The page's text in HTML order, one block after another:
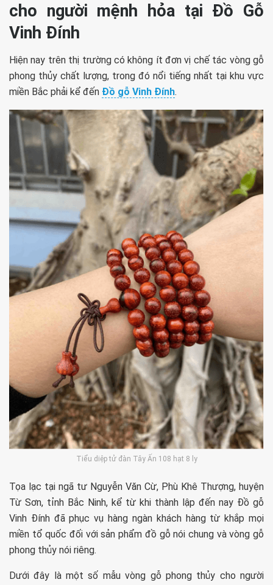
cho người mệnh hỏa tại Đồ Gỗ
Vinh Đính
Hiện nay trên thị trường có không ít đơn vị chế tác vòng gỗ
phong thủy chất lượng, trong đó nổi tiếng nhất tại khu vực
miền Bắc phải kể đến Đồ gỗ Vinh Đính.
Tiểu diệp tử đàn Tây Ấn 108 hạt 8 ly
Tọa lạc tại ngã tư Nguyễn Văn Cừ, Phù Khê Thượng, huyện
Từ Sơn, tỉnh Bắc Ninh, kể từ khi thành lập đến nay Đồ gỗ
Vinh Đính đã phục vụ hàng ngàn khách hàng từ khắp mọi
miền tổ quốc đối với sản phẩm đồ gỗ nói chung và vòng gỗ
phong thủy nói riêng.
Dưới đây là một số mẫu vòng gỗ phong thủy cho người